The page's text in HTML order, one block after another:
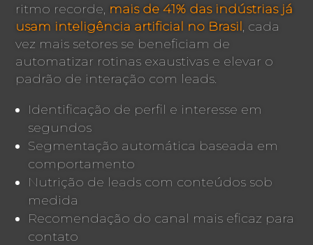
ritmo recorde, mais de 41% das indústrias já
usam inteligência artificial no Brasil, cada
vez mais setores se beneficiam de
automatizar rotinas exaustivas e elevar o
padrão de interação com leads.
Identificação de perfil e interesse em
segundos
Segmentação automática baseada em
comportamento
Nutrição de leads com conteúdos sob
medida
Recomendação do canal mais eficaz para
contato